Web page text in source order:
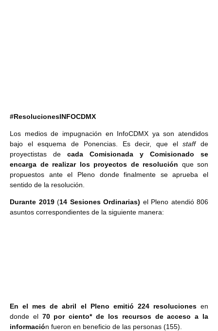
#ResolucionesINFOCDMX
Los medios de impugnación en InfoCDMX ya son atendidos
bajo el esquema de Ponencias. Es decir, que elstaffde
proyectistas de cada Comisionada y Comisionado se
encarga de realizar los proyectos de resolución que son
propuestos ante el Pleno donde finalmente se aprueba el
sentido de la resolución.
Durante 2019 (14 Sesiones Ordinarias) el Pleno atendió 806
asuntos correspondientes de la siguiente manera:
En el mes de abril el Pleno emitió 224 resolucionesen
donde el 70 por ciento* de los recursos de acceso a la
información fueron en beneficio de las personas (155).